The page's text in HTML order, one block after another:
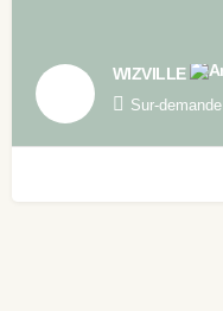
WIZVILLE
Sur-demande